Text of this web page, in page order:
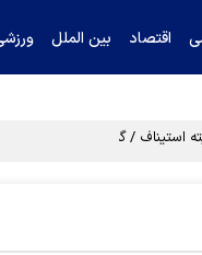
اقتصاد بین الملل
/ گل‌گهر با تراکتور و